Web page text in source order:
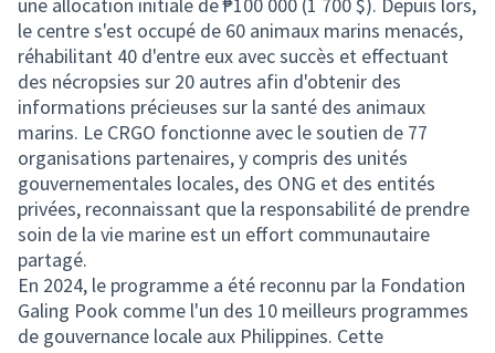
le centre s'est occupé de 60 animaux marins menacés,
réhabilitant 40 d'entre eux avec succès et effectuant
des nécropsies sur 20 autres afin d'obtenir des
informations précieuses sur la santé des animaux
marins. Le CRGO fonctionne avec le soutien de 77
organisations partenaires, y compris des unités
gouvernementales locales, des ONG et des entités
privées, reconnaissant que la responsabilité de prendre
soin de la vie marine est un effort communautaire
partagé.
En 2024, le programme a été reconnu par la Fondation
Galing Pook comme l'un des 10 meilleurs programmes
de gouvernance locale aux Philippines. Cette